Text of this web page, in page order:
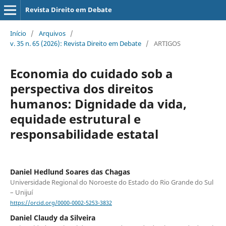
Revista Direito em Debate
Início / Arquivos /
v. 35 n. 65 (2026): Revista Direito em Debate / ARTIGOS
Economia do cuidado sob a
perspectiva dos direitos
humanos: Dignidade da vida,
equidade estrutural e
responsabilidade estatal
Daniel Hedlund Soares das Chagas
Universidade Regional do Noroeste do Estado do Rio Grande do Sul
– Unijuí
https://orcid.org/0000-0002-5253-3832
Daniel Claudy da Silveira